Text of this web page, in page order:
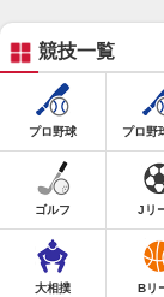
競技一覧
プロ野球 プロ野
ゴルフ Jリ
大相撲 Bリ